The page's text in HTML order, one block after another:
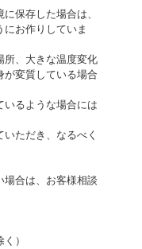
保存した場合は、
お作りしていま
所、大きな温度変化
が変質している場合
いるような場合には
ただき、なるべく
場合は、お客様相談
）